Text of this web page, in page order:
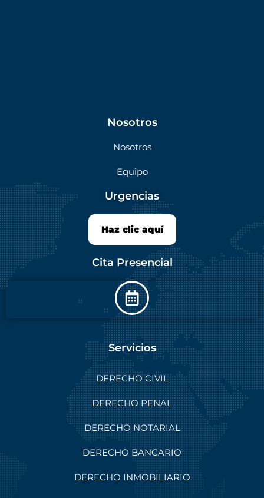
Nosotros
Nosotros
Equipo
Urgencias
Haz clic aquí
Cita Presencial
Servicios
DERECHO CIVIL
DERECHO PENAL
DERECHO NOTARIAL
DERECHO BANCARIO
DERECHO INMOBILIARIO